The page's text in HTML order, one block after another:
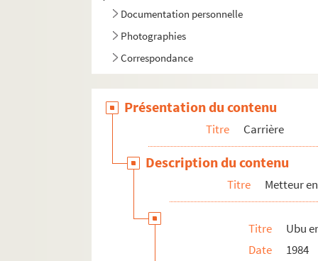
Documentation personnelle
Photographies
Correspondance
Présentation du contenu
Titre Carrière
Description du contenu
Titre Metteur
Titre
Ubu
Date
1984